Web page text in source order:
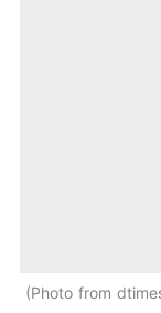
Photo from